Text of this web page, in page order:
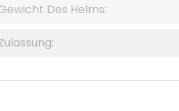
Des Helms: